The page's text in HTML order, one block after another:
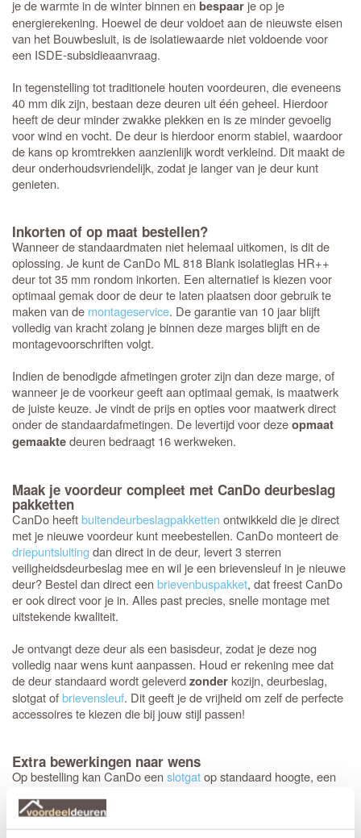
je de warmte in de winter binnen enbespaar je op je
energierekening. Hoewel de deur voldoet aan de nieuwste eisen
van het Bouwbesluit, is de isolatiewaarde niet voldoende voor
een ISDE-subsidieaanvraag.
In tegenstelling tot traditionele houten voordeuren, die eveneens
40 mm dik zijn, bestaan deze deuren uit één geheel. Hierdoor
heeft de deur minder zwakke plekken en is ze minder gevoelig
voor wind en vocht. De deur is hierdoor enorm stabiel, waardoor
de kans op kromtrekken aanzienlijk wordt verkleind. Dit maakt de
deur onderhoudsvriendelijk, zodat je langer van je deur kunt
genieten.
Inkorten of op maat bestellen?
Wanneer de standaardmaten niet helemaal uitkomen, is dit de
oplossing. Je kunt de CanDo ML 818 Blank isolatieglas HR++
deur tot 35 mm rondom inkorten. Een alternatief is kiezen voor
optimaal gemak door de deur te laten plaatsen door gebruik te
maken van de montageservice. De garantie van 10 jaar blijft
volledig van kracht zolang je binnen deze marges blijft en de
montagevoorschriften volgt.
Indien de benodigde afmetingen groter zijn dan deze marge, of
wanneer je de voorkeur geeft aan optimaal gemak, is maatwerk
de juiste keuze. Je vindt de prijs en opties voor maatwerk direct
onder de standaardafmetingen. De levertijd voor dezeopmaat
gemaaktedeuren bedraagt 16 werkweken.
Maak je voordeur compleet met CanDo deurbeslag
pakketten
CanDo heeftbuitendeurbeslagpakketten ontwikkeld die je direct
met je nieuwe voordeur kunt meebestellen. CanDo monteert de
driepuntsluitingdan direct in de deur, levert 3 sterren
veiligheidsdeurbeslag mee en wil je een brievensleuf in je nieuwe
deur? Bestel dan direct eenbrievenbuspakket, dat freest CanDo
er ook direct voor je in. Alles past precies, snelle montage met
uitstekende kwaliteit.
Je ontvangt deze deur als een basisdeur, zodat je deze nog
volledig naar wens kunt aanpassen. Houd er rekening mee dat
de deur standaard wordt geleverdzonderkozijn, deurbeslag,
slotgat ofbrievensleuf. Dit geeft je de vrijheid om zelf de perfecte
accessoires te kiezen die bij jouw stijl passen!
Extra bewerkingen naar wens
Op bestelling kan CanDo eenslotgatop standaard hoogte, een
frezen. De hoogte van een slotgat of 3-puntsluiting wordt op een